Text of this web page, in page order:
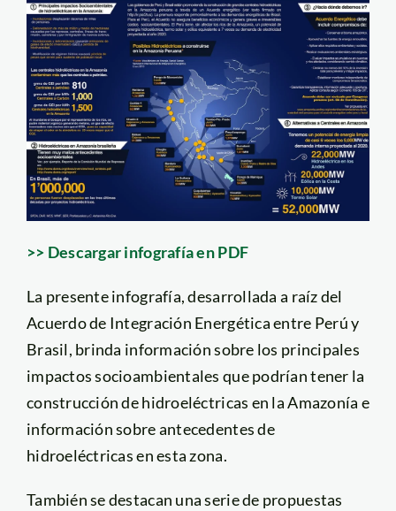
>> Descargar infografía en PDF
La presente infografía, desarrollada a raíz del
Acuerdo de Integración Energética entre Perú y
Brasil, brinda información sobre los principales
impactos socioambientales que podrían tener la
construcción de hidroeléctricas en la Amazonía e
información sobre antecedentes de
hidroeléctricas en esta zona.
También se destacan una serie de propuestas